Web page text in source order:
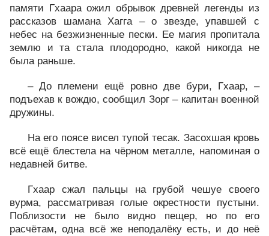
памяти Гхаара ожил обрывок древней легенды из
рассказов шамана Хагга – о звезде, упавшей с
небес на безжизненные пески. Ее магия пропитала
землю и та стала плодородно, какой никогда не
была раньше.
– До племени ещё ровно две бури, Гхаар, –
подъехав к вождю, сообщил Зорг – капитан военной
дружины.
На его поясе висел тупой тесак. Засохшая кровь
всё ещё блестела на чёрном металле, напоминая о
недавней битве.
Гхаар сжал пальцы на грубой чешуе своего
вурма, рассматривая голые окрестности пустыни.
Поблизости не было видно пещер, но по его
расчётам, одна всё же неподалёку есть, и до неё